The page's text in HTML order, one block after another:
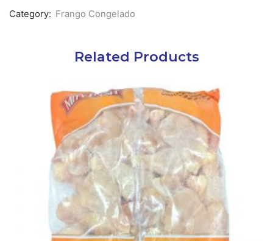
Frango
Category: Frango Congelado
Related Products